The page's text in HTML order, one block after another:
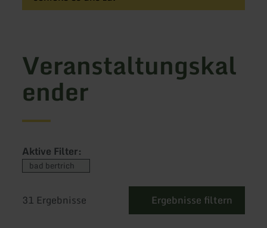
Veranstaltungskal
ender
Aktive Filter:
Filter
bad bertrich
31 Ergebnisse Ergebnisse filtern